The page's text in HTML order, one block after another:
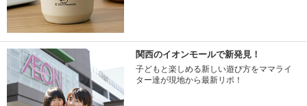
関西のイオンモールで新発見！
子どもと楽しめる新しい遊び方をママライ
ター達が現地から最新リポ！